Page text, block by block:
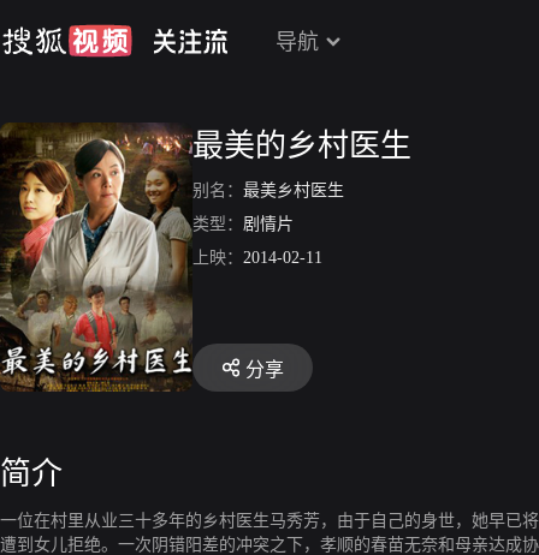
导航
最美的乡村医生
别名： 最美乡村医生
类型： 剧情片
上映： 2014-02-11
分享
简介
一位在村里从业三十多年的乡村医生马秀芳，由于自己的身世，她早已
遭到女儿拒绝。一次阴错阳差的冲突之下，孝顺的春苗无奈和母亲达成